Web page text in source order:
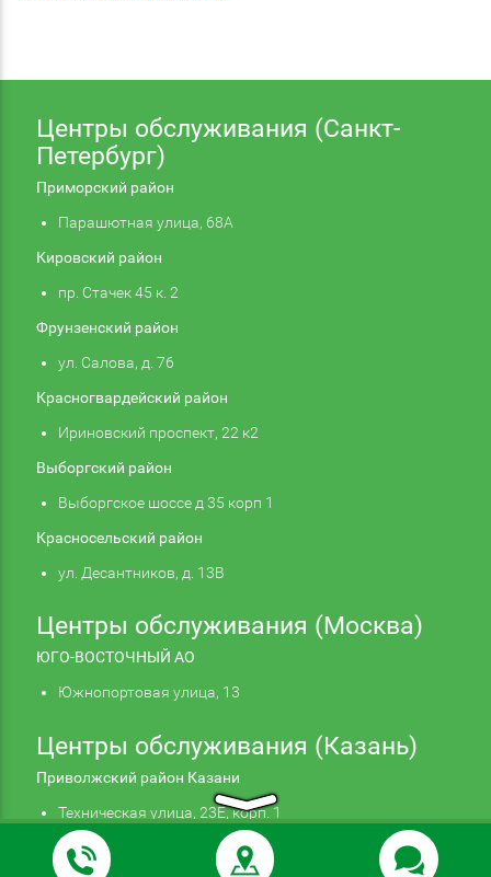
Центры обслуживания (Санкт-
Петербург)
Приморский район
Парашютная улица, 68А
Кировский район
пр. Стачек 45 к. 2
Фрунзенский район
ул. Салова, д. 76
Красногвардейский район
Ириновский проспект, 22 к2
Выборгский район
Выборгское шоссе д 35 корп 1
Красносельский район
ул. Десантников, д. 13В
Центры обслуживания (Москва)
ЮГО-ВОСТОЧНЫЙ АО
Южнопортовая улица, 13
Центры обслуживания (Казань)
Приволжский район Казани
Техническая улица, 23Е, корп. 1
Подтверждаю
Продолжая использовать наш сайт, вы даете
согласие на обработку файлов cookie,